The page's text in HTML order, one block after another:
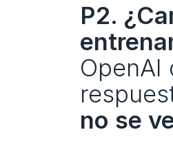
P2.
OpenAI
no se